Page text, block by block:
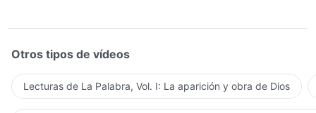
Otros tipos de vídeos
Lecturas de La Palabra, Vol. I: La aparición y obra de Dios